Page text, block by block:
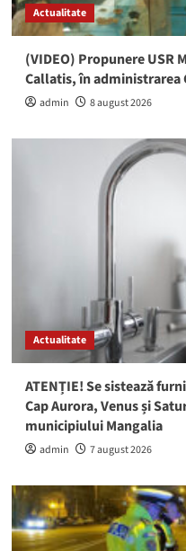
Actualitate
(VIDEO) Propunere USR
Callatis, în
admin 8 august 2026
Actualitate
ATENȚIE! Se sistează
Cap Aurora, Venus și
municipiului Mangalia
admin 7 august 2026